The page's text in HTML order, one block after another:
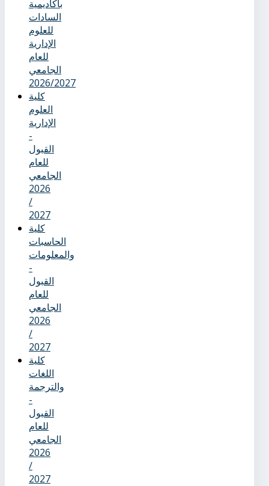
بأكاديمية
السادات
للعلوم
الإدارية
للعام
الجامعي
2026/2027
كلية
العلوم
الإدارية
-
القبول
للعام
الجامعي
2026
/
2027
كلية
الحاسبات
والمعلومات
-
القبول
للعام
الجامعي
2026
/
2027
كلية
اللغات
والترجمة
-
القبول
للعام
الجامعي
2026
/
2027